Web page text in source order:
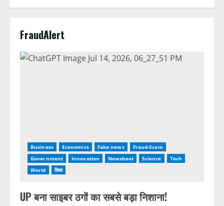
FraudAlert
Business Economics Fake news
Fraud-Scam
Government
Innovation Newsbeat Science
Tech
World
शिक्षा
UP बना साइबर ठगों का सबसे बड़ा निशाना!